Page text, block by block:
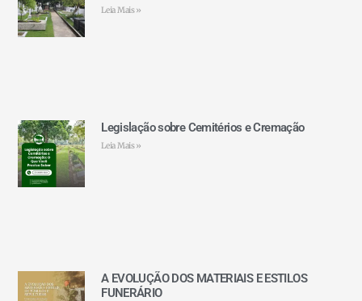
Leia Mais »
Legislação sobre Cemitérios e Cremação
Leia Mais »
A EVOLUÇÃO DOS MATERIAIS E ESTILOS
FUNERÁRIO